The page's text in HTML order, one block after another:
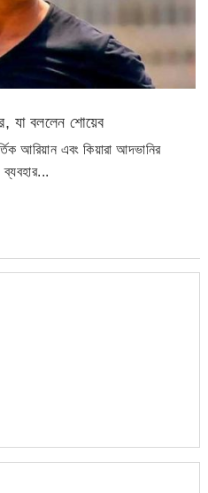
যা বললেন শোয়েব
আরিয়ান এবং কিয়ারা আদভানির